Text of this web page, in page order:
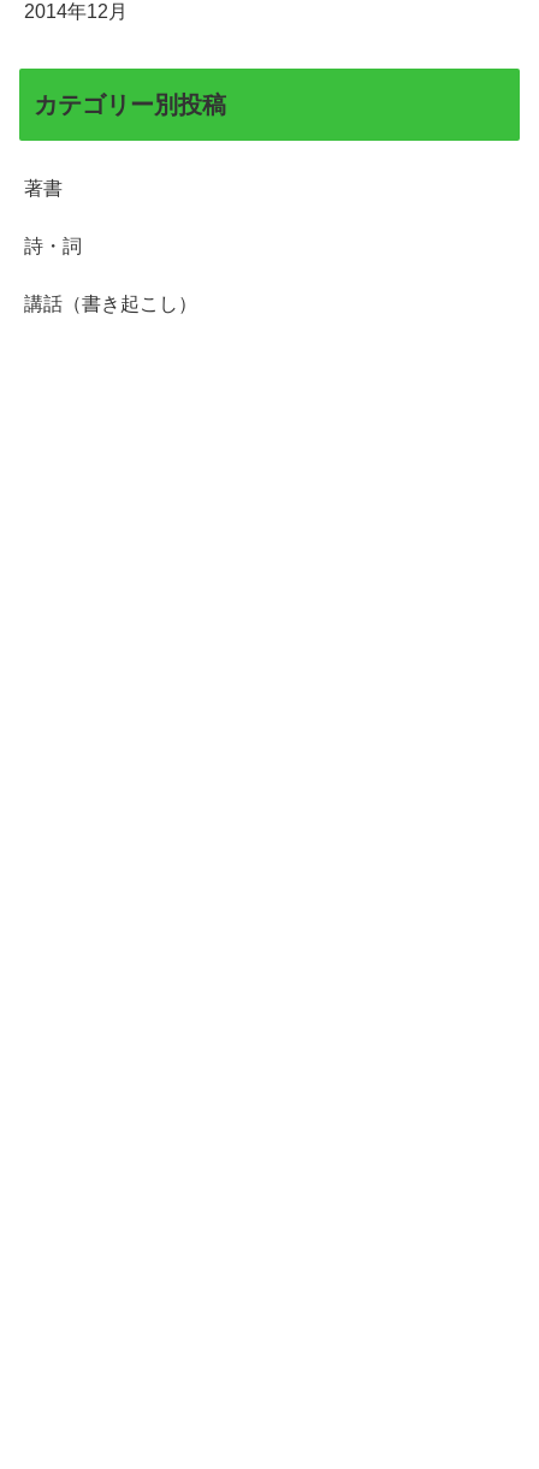
2014年12月
カテゴリー別投稿
著書
詩・詞
講話（書き起こし）